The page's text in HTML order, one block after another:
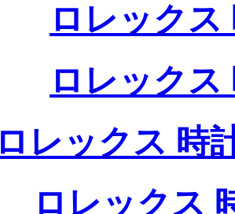
ロレックス
ロレックス
ロレックス 時
ロレックス